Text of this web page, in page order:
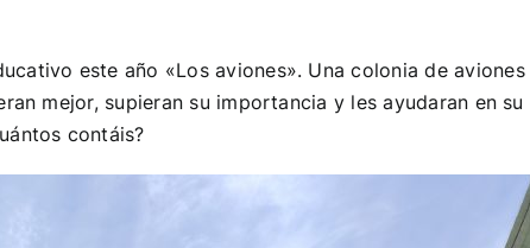
este año «Los aviones». Una colonia de
mejor, supieran su importancia y les ayudaran en su
contáis?